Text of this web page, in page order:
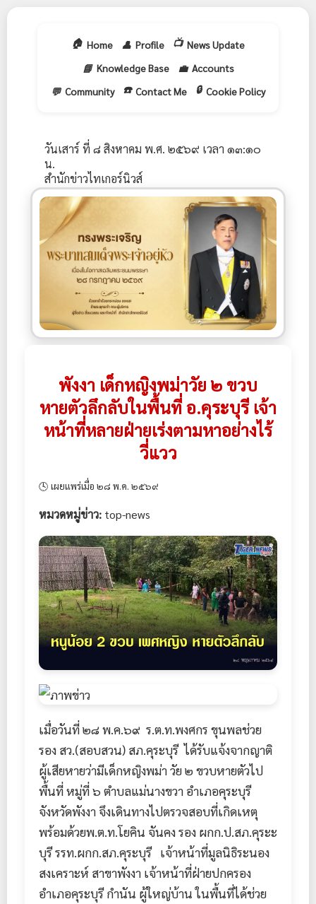
🏠 Home 👤 Profile 📺 News Update
📘 Knowledge Base 💼 Accounts
💬 Community ☎️ Contact Me 🔒 Cookie Policy
วันเสาร์ ที่ ๘ สิงหาคม พ.ศ. ๒๕๖๙ เวลา ๑๓:๑๐
น.
สำนักข่าวไทเกอร์นิวส์
พังงา เด็กหญิงพม่าวัย ๒ ขวบ
หายตัวลึกลับในพื้นที่ อ.คุระบุรี เจ้า
หน้าที่หลายฝ่ายเร่งตามหาอย่างไร้
วี่แวว
🕓 เผยแพร่เมื่อ ๒๘ พ.ค. ๒๕๖๙
หมวดหมู่ข่าว: top-news
เมื่อวันที่ ๒๘ พ.ค.๖๙ ร.ต.ท.พงศกร ขุนพลช่วย
รอง สว.(สอบสวน) สภ.คุระบุรี ได้รับแจ้งจากญาติ
ผู้เสียหายว่ามีเด็กหญิงพม่า วัย ๒ ขวบหายตัวไป
พื้นที่ หมู่ที่ ๖ ตำบลแม่นางขวา อำเภอคุระบุรี
จังหวัดพังงา จึงเดินทางไปตรวจสอบที่เกิดเหตุ
พร้อมด้วยพ.ต.ท.โยคิน จันคง รอง ผกก.ป.สภ.คุระะ
บุรี รรท.ผกก.สภ.คุระบุรี เจ้าหน้าที่มูลนิธิระนอง
สงเคราะห์ สาขาพังงา เจ้าหน้าที่ฝ่ายปกครอง
อำเภอคุระบุรี กำนัน ผู้ใหญ่บ้าน ในพื้นที่ได้ช่วย